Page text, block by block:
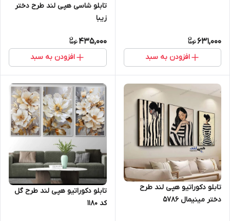
631,000
افزودن به سبد
تابلو شاسی هپی لند طرح دختر
زیبا
435,000
افزودن به سبد
تابلو دکوراتیو هپی لند طرح
دختر مینیمال 5786
تابلو دکوراتیو هپی لند طرح گل
کد 1180